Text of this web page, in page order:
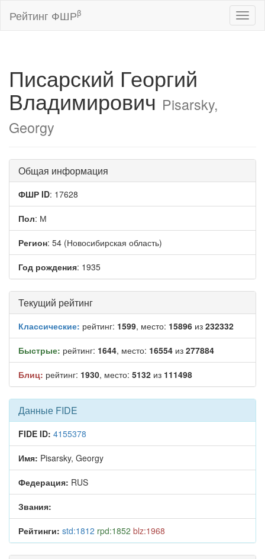
Рейтинг ФШРβ
Писарский Георгий
Владимирович Pisarsky,
Georgy
Общая информация
ФШР ID: 17628
Пол: М
Регион: 54 (Новосибирская область)
Год рождения: 1935
Текущий рейтинг
Классические: рейтинг: 1599, место: 15896 из 232332
Быстрые: рейтинг: 1644, место: 16554 из 277884
Блиц: рейтинг: 1930, место: 5132 из 111498
Данные FIDE
FIDE ID: 4155378
Имя: Pisarsky, Georgy
Федерация: RUS
Звания:
Рейтинги: std:1812 rpd:1852 blz:1968